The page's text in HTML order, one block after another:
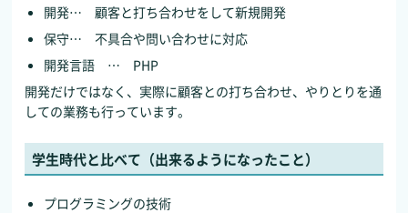
開発… 顧客と打ち合わせをして新規開発
保守… 不具合や問い合わせに対応
開発言語 … PHP
開発だけではなく、実際に顧客との打ち合わせ、やりとりを通
しての業務も行っています。
学生時代と比べて（出来るようになったこと）
プログラミングの技術